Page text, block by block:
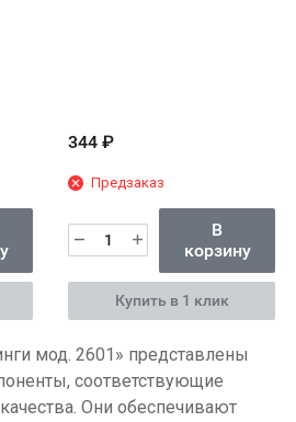
344 ₽
Предзаказ
В
корзину
Купить в 1 клик
мод. 2601» представлены
соответствующие
Они обеспечивают